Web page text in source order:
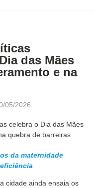
das Mães
e na
05/2026
da maternidade
cidade ainda ensaia os